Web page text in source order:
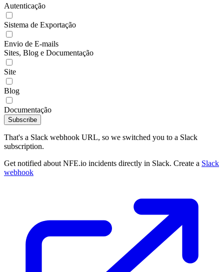
Autenticação
Sistema de Exportação
Envio de E-mails
Sites, Blog e Documentação
Site
Blog
Documentação
Subscribe
That's a Slack webhook URL, so we switched you to a Slack
subscription.
Get notified about NFE.io incidents directly in Slack. Create a Slack
webhook